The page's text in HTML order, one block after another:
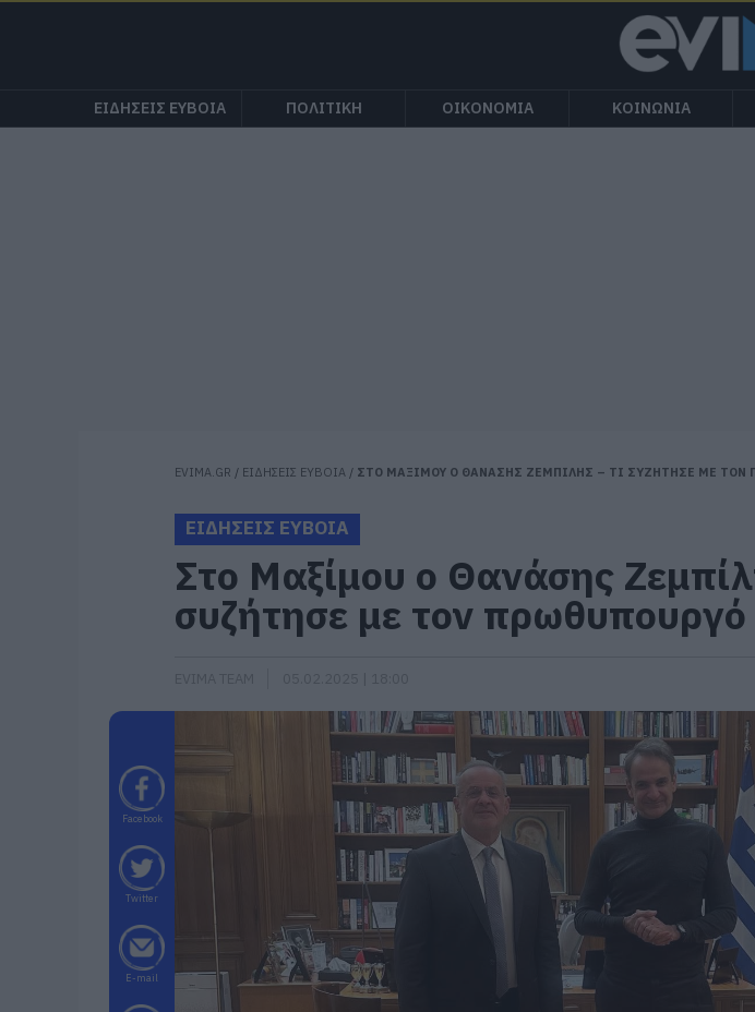
ΕΙΔΗΣΕΙΣ ΕΥΒΟΙΑ ΠΟΛΙΤΙΚΗ ΟΙΚΟΝΟΜΙΑ ΚΟΙΝΩΝΙΑ
EVIMA.GR / ΕΙΔΗΣΕΙΣ ΕΥΒΟΙΑ / ΣΤΟ ΜΑΞΙΜΟΥ Ο ΘΑΝΑΣΗΣ ΖΕΜΠΙΛΗΣ – ΤΙ ΣΥΖΗΤΗΣΕ ΜΕ ΤΟΝ
ΕΙΔΗΣΕΙΣ ΕΥΒΟΙΑ
Στο Μαξίμου ο Θανάσης
συζήτησε με τον πρωθυπουργό
Facebook
Twitter
E-mail